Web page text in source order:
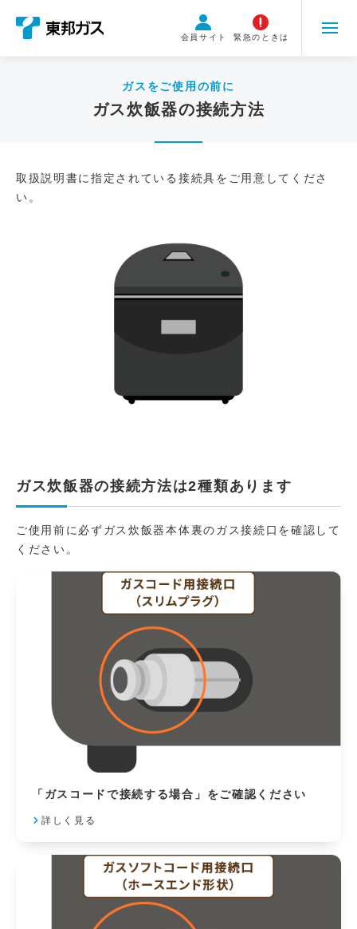
会員サイト 緊急のときは
ガスをご使用の前に
ガス炊飯器の接続方法
取扱説明書に指定されている接続具をご用意してくださ
い。
ガス炊飯器の接続方法は2種類あります
ご使用前に必ずガス炊飯器本体裏のガス接続口を確認して
ください。
「ガスコードで接続する場合」をご確認ください
詳しく見る